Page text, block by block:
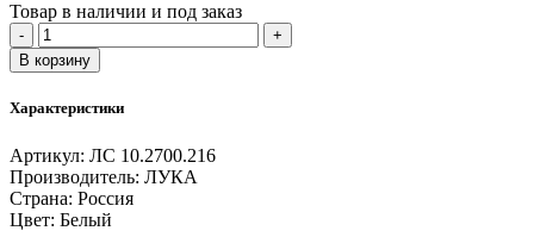
Товар в наличии и под заказ
-
Количество
товара
Т-
алюминиевый
ЛУКА
ЛС
10
длина
+
В корзину
Характеристики
Артикул: ЛС 10.2700.216
Производитель: ЛУКА
Страна: Россия
Цвет: Белый